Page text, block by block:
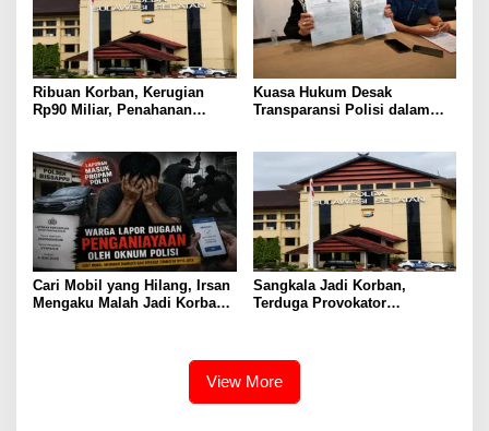
Ribuan Korban, Kerugian
Rp90 Miliar, Penahanan
Kuasa Hukum Desak
Transparansi Polisi dalam
Cari Mobil yang Hilang, Irsan
Mengaku Malah Jadi Korban
Sangkala Jadi Korban,
Terduga Provokator
View More